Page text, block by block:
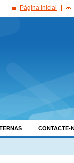
CONTACTE-
Página inicial